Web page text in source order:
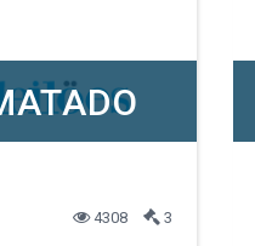
4308 3